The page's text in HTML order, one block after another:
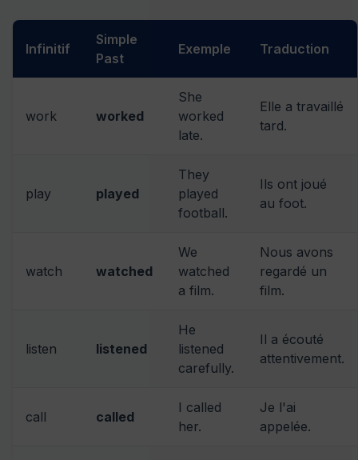
Infinitif
Simple
Past
Exemple Traduction
work worked
She
worked
late.
Elle a travaillé
tard.
play played
They
played
football.
Ils ont joué
au foot.
watch watched
We
watched
a film.
Nous avons
regardé un
film.
listen listened
He
listened
carefully.
Il a écouté
attentivement.
call called
I called
her.
Je l'ai
appelée.